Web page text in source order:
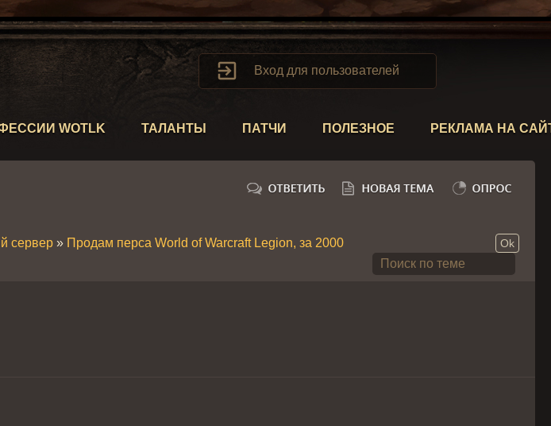
 Вход для пользователей
WOTLK ТАЛАНТЫ ПАТЧИ ПОЛЕЗНОЕ РЕКЛАМА НА
сервер » Продам перса World of Warcraft Legion, за 2000